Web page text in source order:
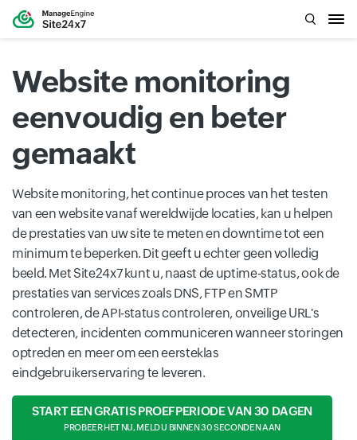
Website monitoring
eenvoudig en beter
gemaakt
Website monitoring, het continue proces van het testen
van een website vanaf wereldwijde locaties, kan u helpen
de prestaties van uw site te meten en downtime tot een
minimum te beperken. Dit geeft u echter geen volledig
beeld. Met Site24x7 kunt u, naast de uptime-status, ook de
prestaties van services zoals DNS, FTP en SMTP
controleren, de API-status controleren, onveilige URL's
detecteren, incidenten communiceren wanneer storingen
optreden en meer om een ​​eersteklas
eindgebruikerservaring te leveren.
START EEN GRATIS PROEFPERIODE VAN 30 DAGEN
PROBEER HET NU, MELD U BINNEN 30 SECONDEN AAN